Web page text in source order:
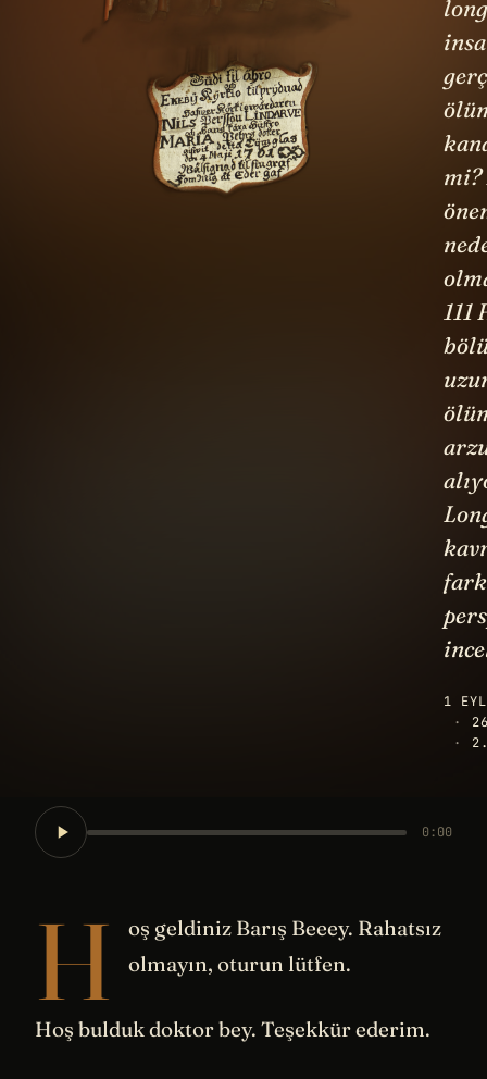
mi?
111
1
·
·
0:00
H
oş geldiniz Barış Beeey. Rahatsız
olmayın, oturun lütfen.
Hoş bulduk doktor bey. Teşekkür ederim.